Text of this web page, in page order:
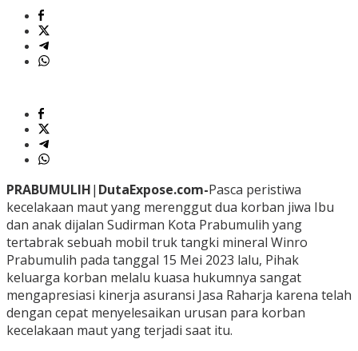
PRABUMULIH| DutaExpose.com-Pasca peristiwa
kecelakaan maut yang merenggut dua korban jiwa Ibu
dan anak dijalan Sudirman Kota Prabumulih yang
tertabrak sebuah mobil truk tangki mineral Winro
Prabumulih pada tanggal 15 Mei 2023 lalu, Pihak
keluarga korban melalu kuasa hukumnya sangat
mengapresiasi kinerja asuransi Jasa Raharja karena telah
dengan cepat menyelesaikan urusan para korban
kecelakaan maut yang terjadi saat itu.